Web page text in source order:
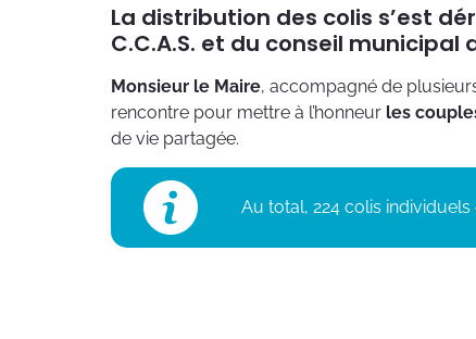
La distribution des colis s’est
C.C.A.S. et du conseil municipal
Monsieur le Maire, accompagné de
rencontre pour mettre à l’honneur les
de vie partagée.
Au total, 224 colis